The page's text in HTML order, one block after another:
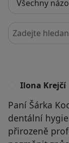
Hledejte v
Ilona Krejčí
Paní Šárka
dentální
přirozeně